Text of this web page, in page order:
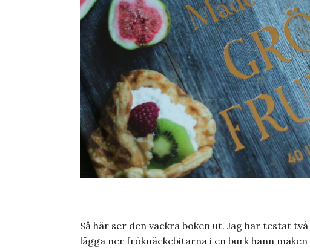
Så här ser den vackra boken ut. Jag har testat
lägga ner fröknäckebitarna i en burk hann